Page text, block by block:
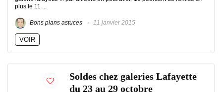
plus le 11 ...
Bons plans astuces 11 janvier 2015
VOIR
Soldes chez galeries Lafayette
du 23 au 29 octobre